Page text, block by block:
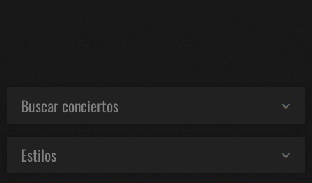
Buscar conciertos
Estilos